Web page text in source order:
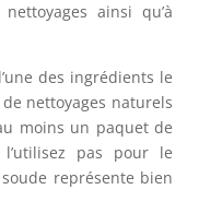
ainsi qu’à
des ingrédients le
nettoyages naturels
moins un paquet de
pas pour le
représente bien